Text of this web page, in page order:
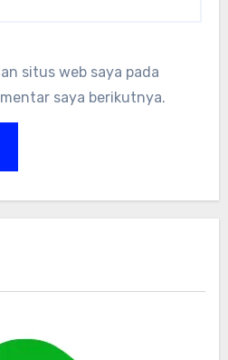
situs web saya pada
saya berikutnya.